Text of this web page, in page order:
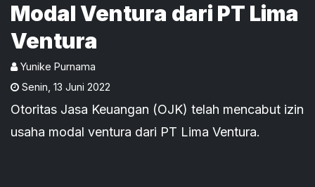
Modal Ventura dari PT Lima
Ventura
Yunike Purnama
Senin 13 Juni 2022
Otoritas Jasa Keuangan (OJK) telah mencabut izin
usaha modal ventura dari PT Lima Ventura.